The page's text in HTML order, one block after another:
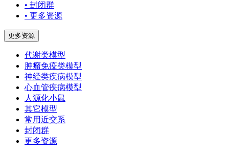
• 封闭群
• 更多资源
更多资源
代谢类模型
肿瘤免疫类模型
神经类疾病模型
心血管疾病模型
人源化小鼠
其它模型
常用近交系
封闭群
更多资源